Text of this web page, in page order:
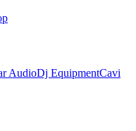
AudioDj EquipmentCavi